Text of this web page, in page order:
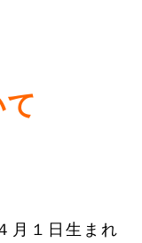
月１日生まれ